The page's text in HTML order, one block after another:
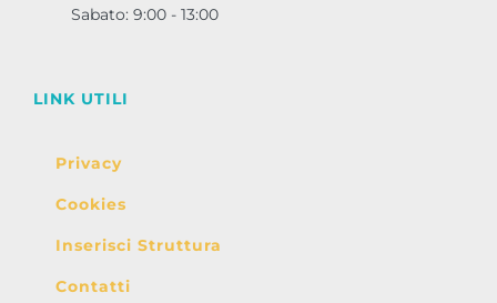
Sabato: 9:00 - 13:00
LINK UTILI
Privacy
Cookies
Inserisci Struttura
Contatti